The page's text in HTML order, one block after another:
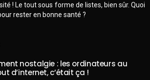
! Le tout sous forme de listes, bien sûr. Quoi
rester en bonne santé ?
nostalgie : les ordinateurs au
d’internet, c’était ça !